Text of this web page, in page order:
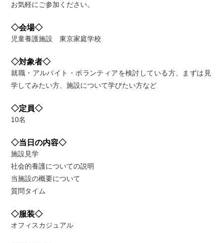
お気軽にご参加ください。
◇会場◇
児童養護施設 東京家庭学校
◇対象者◇
就職・アルバイト・ボランティアを検討している方、まずは見
学してみたい方、施設について学びたい方など
◇定員◇
10名
◇当日の内容◇
施設見学
社会的養護についての説明
当施設の概要について
質問タイム
◇服装◇
オフィスカジュアル